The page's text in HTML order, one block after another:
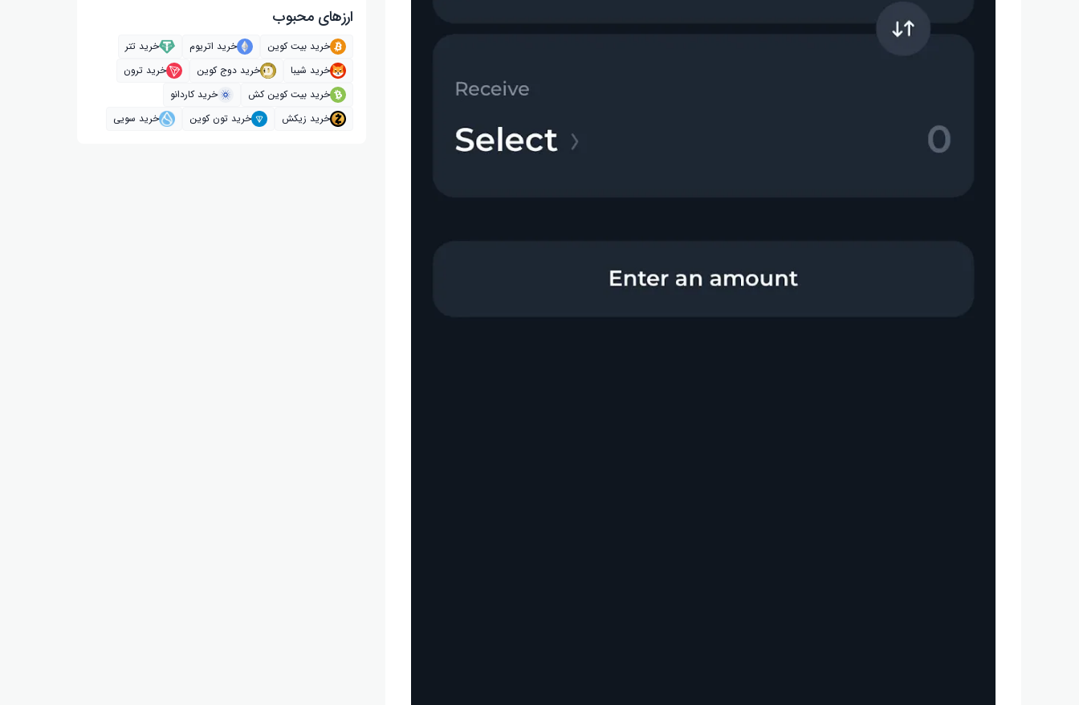
ارز‌های محبوب
خرید بیت کوین خرید اتریوم
خرید تتر
خرید شیبا
خرید دوج کوین
خرید ترون
خرید بیت کوین کش
خرید کاردانو
خرید زیکش
خرید تون کوین خرید سویی